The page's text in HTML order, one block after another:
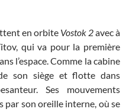
en orbite Vostok 2avec à
qui va pour la première
l’espace. Comme la cabine
son siège et flotte dans
Ses mouvements
par son oreille interne, où se